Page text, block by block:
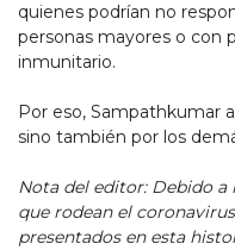
quienes podrían no
personas mayores o con
inmunitario.
Por eso, Sampathkumar
sino también por los
Nota del editor: Debido a
que rodean el
presentados en esta